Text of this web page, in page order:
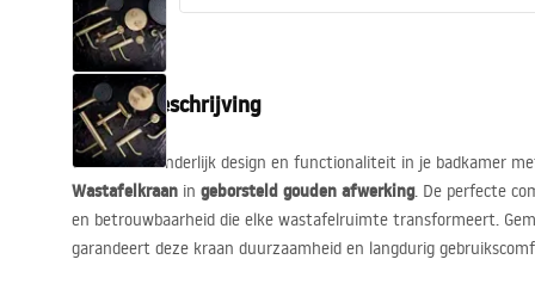
Badkameraccessoires
Productbeschrijving
Ontdek uitzonderlijk design en functionaliteit in je badkamer
Wastafelkraan in geborsteld gouden afwerking. De perfecte
en betrouwbaarheid die elke wastafelruimte transformeert.
garandeert deze kraan duurzaamheid en langdurig